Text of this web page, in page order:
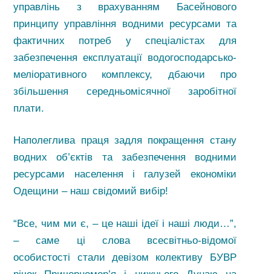
управлінь з врахуванням Басейнового
принципу управління водними ресурсами та
фактичних потреб у спеціалістах для
забезпечення експлуатації водогосподарсько-
меліоративного комплексу, дбаючи про
збільшення середньомісячної заробітної
плати.
Наполеглива праця задля покращення стану
водних об’єктів та забезпечення водними
ресурсами населення і галузей економіки
Одещини – наш свідомий вибір!
“Все, чим ми є, – це наші ідеї і наші люди…”,
– саме ці слова всесвітньо-відомої
особистості стали девізом колективу БУВР